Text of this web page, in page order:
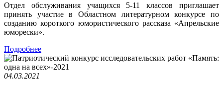
Отдел обслуживания учащихся 5-11 классов приглашает
принять участие в Областном литературном конкурсе по
созданию короткого юмористического рассказа «Апрельские
юморески».
Подробнее
04.03.2021